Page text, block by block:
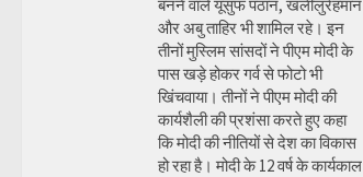
बनने वाले यूसुफ पठान, खलीलुर्रहमान
और अबु ताहिर भी शामिल रहे। इन
तीनों मुस्लिम सांसदों ने पीएम मोदी के
पास खड़े होकर गर्व से फोटो भी
खिंचवाया। तीनों ने पीएम मोदी की
कार्यशैली की प्रशंसा करते हुए कहा
कि मोदी की नीतियों से देश का विकास
हो रहा है। मोदी के 12 वर्ष के कार्यकाल